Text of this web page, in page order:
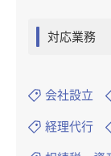
対応業務
会社設立
経理代行